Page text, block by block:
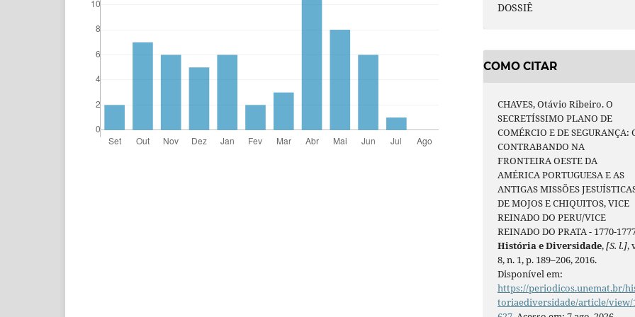
DOSSIÊ
COMO CITAR
CHAVES, Otávio Ribeiro. O
SECRETÍSSIMO PLANO DE
COMÉRCIO E DE SEGURANÇA:
CONTRABANDO NA
FRONTEIRA OESTE DA
AMÉRICA PORTUGUESA E AS
ANTIGAS MISSÕES
DE MOJOS E CHIQUITOS, VICE
REINADO DO PERU/VICE
REINADO DO PRATA - 1770-
História e Diversidade,[S. l.],
8, n. 1, p. 189–206, 2016.
Disponível em:
https://periodicos.unemat.br/
toriaediversidade/article/view/